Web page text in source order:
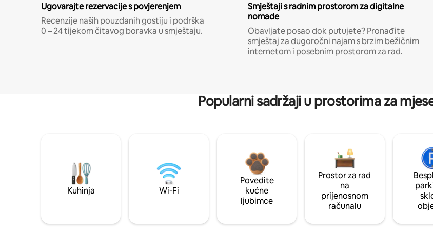
Ugovarajte rezervacije s povjerenjem
Recenzije naših pouzdanih gostiju i podrška
0 – 24 tijekom čitavog boravka u smještaju.
Smještaji s radnim prostorom za digitalne
nomade
Obavljate posao dok putujete? Pronađite
smještaj za dugoročni najam s brzim bežičnim
internetom i posebnim prostorom za rad.
Popularni sadržaji u prostorima za
Kuhinja Wi-Fi
Povedite
kućne
ljubimce
Prostor za rad
na
prijenosnom
računalu